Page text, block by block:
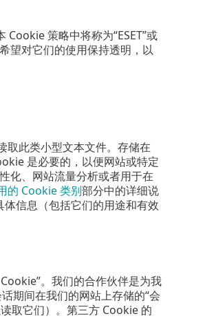
策略中将称为“ESET”或
望对它们的使用保持透明，以
取此类小型文本文件。存储在
是必要的，以便网站或特定
化、网站流量分析或者用于在
的 Cookie 类别部分中的详细说
信息（包括它们的用途和有效
。我们的合作伙伴是为我
期间在我们的网站上存储的“会
取它们）。第三方 Cookie 的